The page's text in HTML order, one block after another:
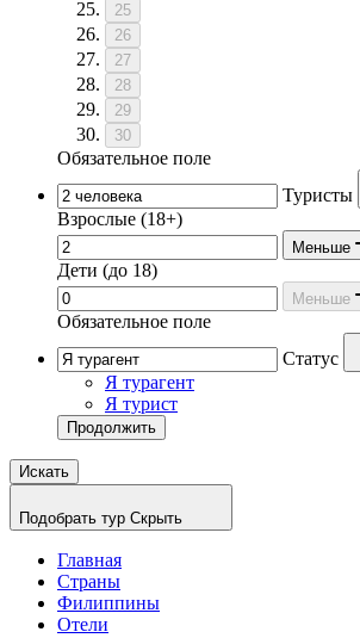
25
26
27
28
29
30
Обязательное поле
Туристы
Взрослые (18+)
Меньше
Дети (до 18)
Меньше
Обязательное поле
Статус
Я турагент
Я турист
Продолжить
Искать
Подобрать тур Скрыть
Главная
Страны
Филиппины
Отели